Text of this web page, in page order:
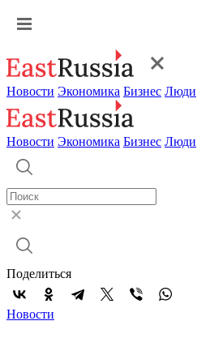
Новости Экономика Бизнес Люди
Новости Экономика Бизнес Люди
Поделиться
Новости